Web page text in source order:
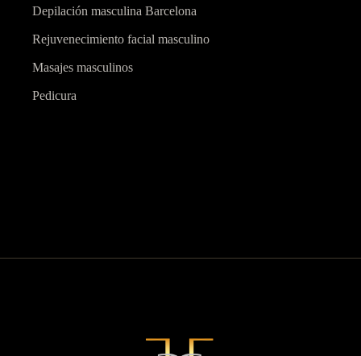
Depilación masculina Barcelona
Rejuvenecimiento facial masculino
Masajes masculinos
Pedicura